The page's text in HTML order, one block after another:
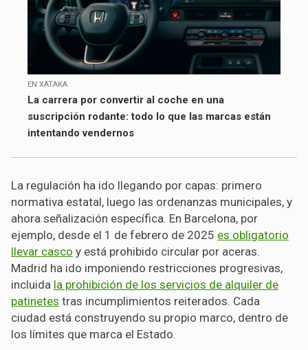
EN XATAKA
La carrera por convertir al coche en una
suscripción rodante: todo lo que las marcas están
intentando vendernos
La regulación ha ido llegando por capas: primero
normativa estatal, luego las ordenanzas municipales, y
ahora señalización específica. En Barcelona, por
ejemplo, desde el 1 de febrero de 2025 es obligatorio
llevar casco y está prohibido circular por aceras.
Madrid ha ido imponiendo restricciones progresivas,
incluida la prohibición de los servicios de alquiler de
patinetes tras incumplimientos reiterados. Cada
ciudad está construyendo su propio marco, dentro de
los límites que marca el Estado.